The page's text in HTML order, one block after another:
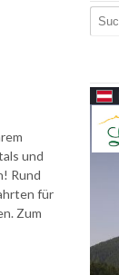
und
Rund
für
Zum